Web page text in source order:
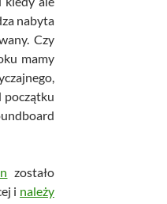
nabyta
Czy
mamy
początku
zostało
i należy